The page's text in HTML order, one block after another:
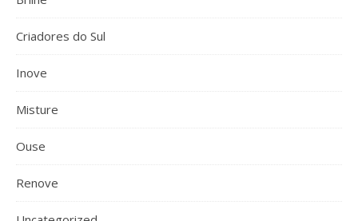
Criadores do Sul
Inove
Misture
Ouse
Renove